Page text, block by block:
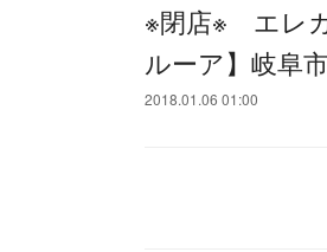
※閉店※ エレ
ルーア】岐阜
2018.01.06 01:00